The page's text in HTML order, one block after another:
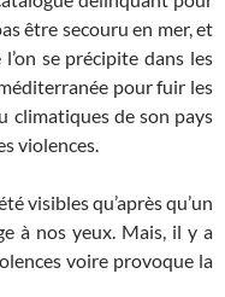
être secouru en mer, et
se précipite dans les
pour fuir les
climatiques de son pays
violences.
visibles qu’après qu’un
à nos yeux. Mais, il y a
voire provoque la